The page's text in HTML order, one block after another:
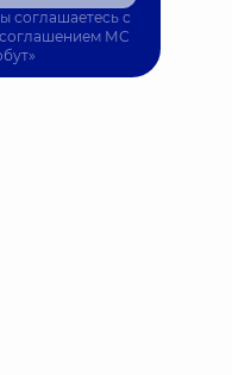
соглашаетесь с
МС